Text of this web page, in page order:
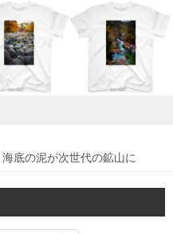
底の泥が次世代の鉱山に